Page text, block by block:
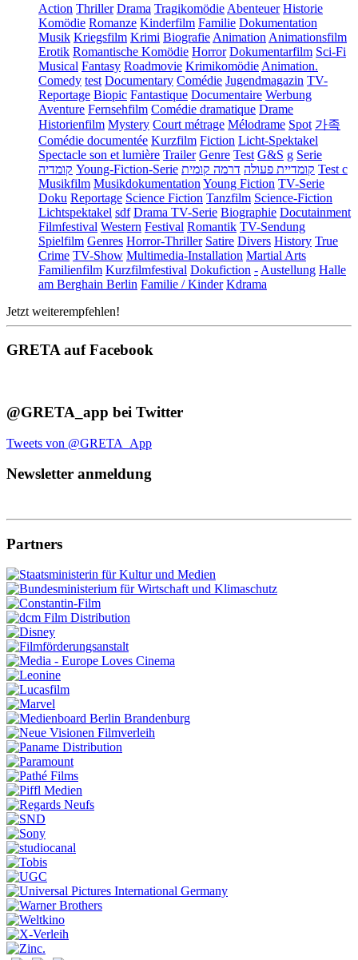
Action Thriller Drama Tragikomödie Abenteuer Historie
Komödie Romanze Kinderfilm Familie Dokumentation
Musik Kriegsfilm Krimi Biografie Animation Animationsfilm
Erotik Romantische Komödie Horror Dokumentarfilm Sci-Fi
Musical Fantasy Roadmovie Krimikomödie Animation.
Comedy test Documentary Comédie Jugendmagazin TV-
Reportage Biopic Fantastique Documentaire Werbung
Aventure Fernsehfilm Comédie dramatique Drame
Historienfilm Mystery Court métrage Mélodrame Spot 가족
Comédie documentée Kurzfilm Fiction Licht-Spektakel
Spectacle son et lumière Trailer Genre Test G&S g Serie
קומדיה Young-Fiction-Serie קומדיית פעולה דרמה קומית
Test c
Musikfilm Musikdokumentation Young Fiction TV-Serie
Doku Reportage Science Fiction Tanzfilm Science-Fiction
Lichtspektakel sdf Drama TV-Serie Biographie Docutainment
Filmfestival Western Festival Romantik TV-Sendung
Spielfilm Genres Horror-Thriller Satire Divers History True
Crime TV-Show Multimedia-Installation Martial Arts
Familienfilm Kurzfilmfestival Dokufiction - Austellung Halle
am Berghain Berlin Familie / Kinder Kdrama
Jetzt weiterempfehlen!
GRETA auf Facebook
@GRETA_app bei Twitter
Tweets von @GRETA_App
Newsletter anmeldung
Partners